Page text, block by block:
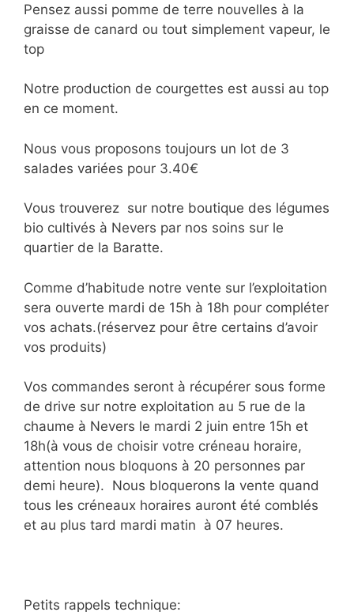
Pensez aussi pomme de terre nouvelles à la
graisse de canard ou tout simplement vapeur, le
top
Notre production de courgettes est aussi au top
en ce moment.
Nous vous proposons toujours un lot de 3
salades variées pour 3.40€
Vous trouverez sur notre boutique des légumes
bio cultivés à Nevers par nos soins sur le
quartier de la Baratte.
Comme d’habitude notre vente sur l’exploitation
sera ouverte mardi de 15h à 18h pour compléter
vos achats.(réservez pour être certains d’avoir
vos produits)
Vos commandes seront à récupérer sous forme
de drive sur notre exploitation au 5 rue de la
chaume à Nevers le mardi 2 juin entre 15h et
18h(à vous de choisir votre créneau horaire,
attention nous bloquons à 20 personnes par
demi heure). Nous bloquerons la vente quand
tous les créneaux horaires auront été comblés
et au plus tard mardi matin à 07 heures.
Petits rappels technique: